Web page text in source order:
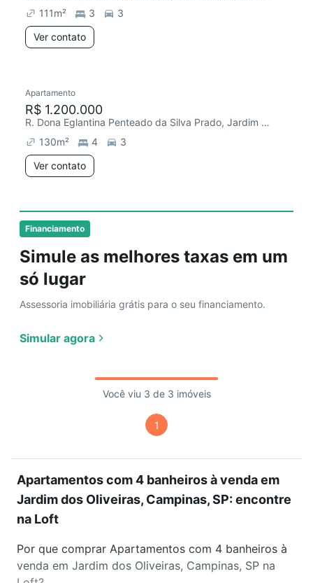
Financiamento
Simule as melhores taxas em um
só lugar
Assessoria imobiliária grátis para o seu financiamento.
Simular agora
111m² 3
3
Ver contato
Apartamento
R$ 1.200.000
R. Dona Eglantina Penteado da Silva Prado, Jardim dos Oliveiras
130m² 4
3
Ver contato
Você viu 3 de 3 imóveis
1
Apartamentos com 4 banheiros à venda em
Jardim dos Oliveiras, Campinas, SP: encontre
na Loft
Por que comprar Apartamentos com 4 banheiros à
venda em Jardim dos Oliveiras, Campinas, SP na